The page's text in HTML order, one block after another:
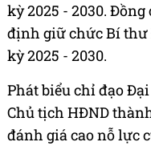
kỳ 2025 - 2030.
định giữ chức Bí thư
kỳ 2025 - 2030.
Phát biểu chỉ đạo
Chủ tịch HĐND
đánh giá cao nỗ lực